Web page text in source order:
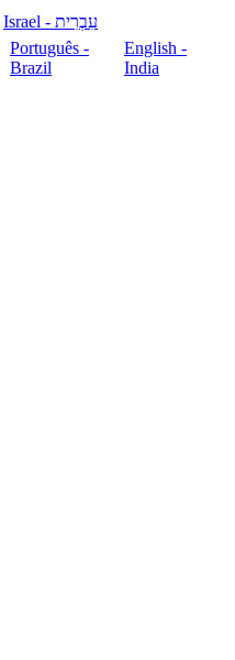
עִבְרִית - Israel
Português -
Brazil
English -
India